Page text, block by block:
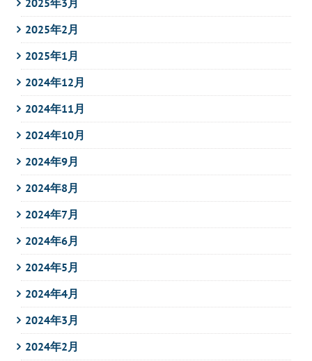
2025年2月
2025年1月
2024年12月
2024年11月
2024年10月
2024年9月
2024年8月
2024年7月
2024年6月
2024年5月
2024年4月
2024年3月
2024年2月